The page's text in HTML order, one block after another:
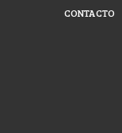
CONTACTO